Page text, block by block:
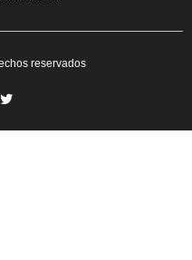
reservados